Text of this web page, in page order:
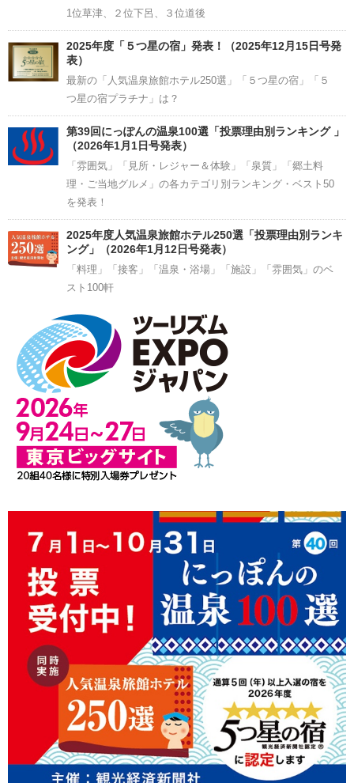
1位草津、２位下呂、３位道後
2025年度「５つ星の宿」発表！（2025年12月15日号発
表）
最新の「人気温泉旅館ホテル250選」「５つ星の宿」「５
つ星の宿プラチナ」は？
第39回にっぽんの温泉100選「投票理由別ランキング 」
（2026年1月1日号発表）
「雰囲気」「見所・レジャー＆体験」「泉質」「郷土料
理・ご当地グルメ」の各カテゴリ別ランキング・ベスト50
を発表！
2025年度人気温泉旅館ホテル250選「投票理由別ランキ
ング」（2026年1月12日号発表）
「料理」「接客」「温泉・浴場」「施設」「雰囲気」のベ
スト100軒